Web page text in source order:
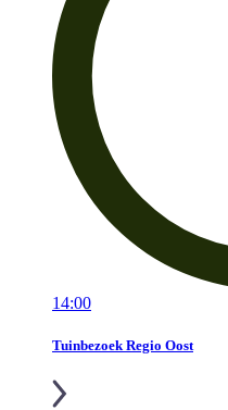
14:00
Tuinbezoek Regio Oost